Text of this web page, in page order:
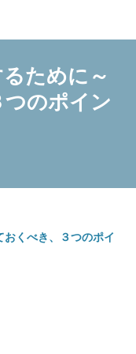
ために～
のポイン
くべき、３つのポイ